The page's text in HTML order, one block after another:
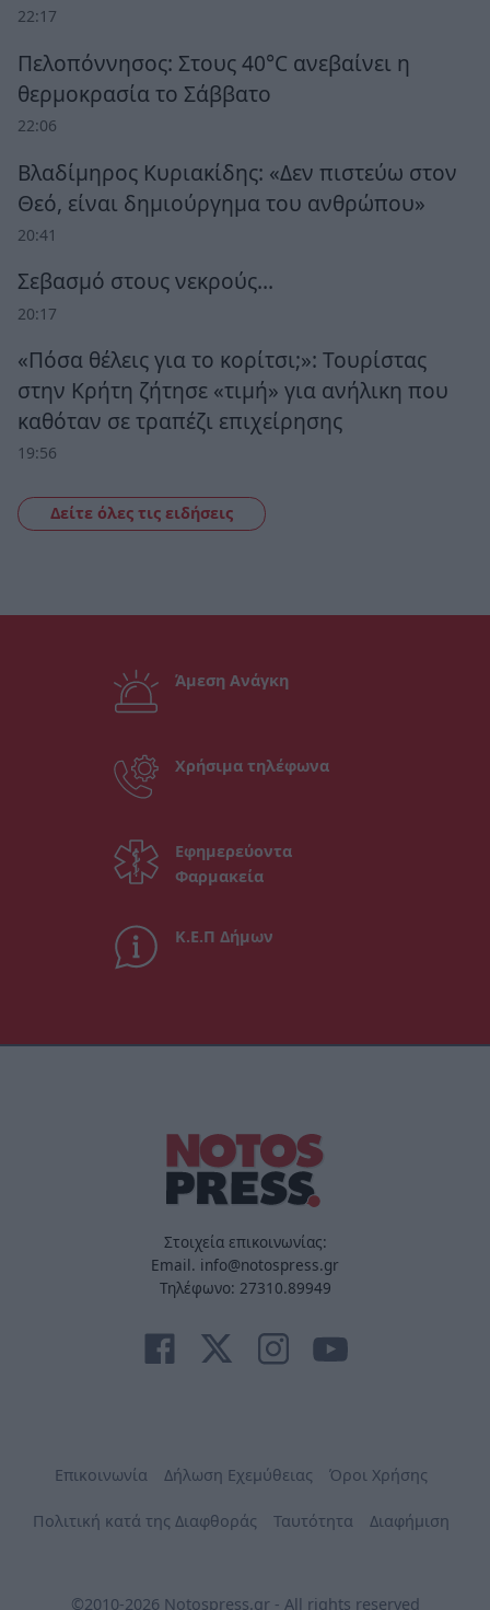
22:17
Πελοπόννησος: Στους 40°C ανεβαίνει η
θερμοκρασία το Σάββατο
22:06
Βλαδίμηρος Κυριακίδης: «Δεν πιστεύω στον
Θεό, είναι δημιούργημα του ανθρώπου»
20:41
Σεβασμό στους νεκρούς…
20:17
«Πόσα θέλεις για το κορίτσι;»: Τουρίστας
στην Κρήτη ζήτησε «τιμή» για ανήλικη που
καθόταν σε τραπέζι επιχείρησης
19:56
Δείτε όλες τις ειδήσεις
Άμεση Ανάγκη
Χρήσιμα τηλέφωνα
Εφημερεύοντα
Φαρμακεία
Κ.Ε.Π Δήμων
Στοιχεία επικοινωνίας:
Email. info@notospress.gr
Τηλέφωνο: 27310.89949
Επικοινωνία Δήλωση Εχεμύθειας Όροι Χρήσης
Πολιτική κατά της Διαφθοράς Ταυτότητα Διαφήμιση
©2010-2026 Notospress.gr - All rights reserved